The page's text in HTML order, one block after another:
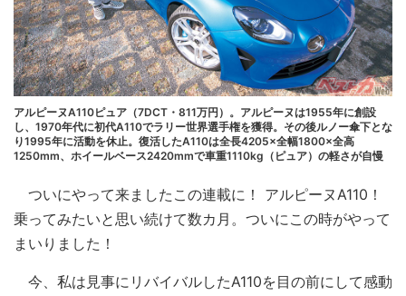
アルピーヌA110ピュア（7DCT・811万円）。アルピーヌは1955年に創設
し、1970年代に初代A110でラリー世界選手権を獲得。その後ルノー傘下とな
り1995年に活動を休止。復活したA110は全長4205×全幅1800×全高
1250mm、ホイールベース2420mmで車重1110kg（ピュア）の軽さが自慢
ついにやって来ましたこの連載に！ アルピーヌA110！
乗ってみたいと思い続けて数カ月。ついにこの時がやって
まいりました！
今、私は見事にリバイバルしたA110を目の前にして感動